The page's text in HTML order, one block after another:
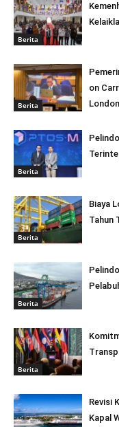
Berita
Berita
on
London
Berita
Berita
Biaya
Tahun
Berita
Berita
Revisi
Kapal